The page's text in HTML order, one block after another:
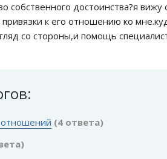
собственного достоинства?я вижу
к его отношению ко
со стороны,и помощь
отношений (4 ответа)